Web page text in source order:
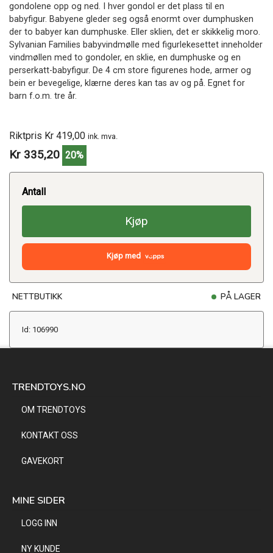
gondolene opp og ned. I hver gondol er det plass til en
babyfigur. Babyene gleder seg også enormt over dumphusken
der to babyer kan dumphuske. Eller sklien, det er skikkelig moro.
Sylvanian Families babyvindmølle med figurlekesettet inneholder
vindmøllen med to gondoler, en sklie, en dumphuske og en
perserkatt-babyfigur. De 4 cm store figurenes hode, armer og
bein er bevegelige, klærne deres kan tas av og på. Egnet for
barn f.o.m. tre år.
Riktpris Kr 419,00 ink. mva.
Kr 335,20 20%
Antall
Kjøp
Kjøp med
NETTBUTIKK PÅ LAGER
Id: 106990
TRENDTOYS.NO
OM TRENDTOYS
KONTAKT OSS
GAVEKORT
MINE SIDER
LOGG INN
NY KUNDE